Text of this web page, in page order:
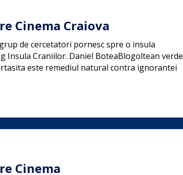
Cinema Craiova
de cercetatori pornesc spre o insula
Insula Craniilor. Daniel BoteaBlogoltean verde
este remediul natural contra ignorantei
Cinema